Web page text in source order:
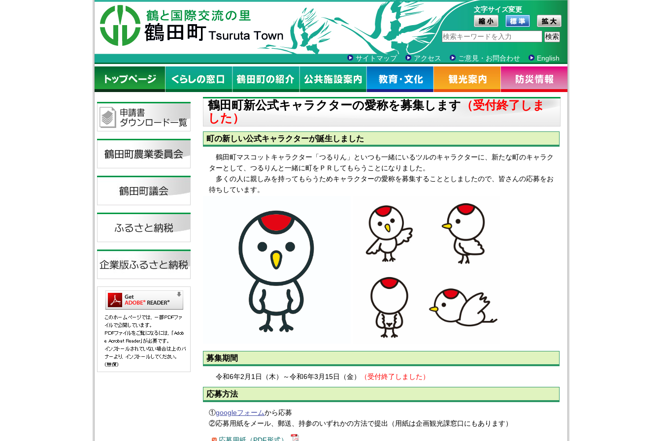
文字サイズ変更
サイトマップ アクセス ご意見・お問合わせ English
鶴田町新公式キャラクターの愛称を募集します （受付終了しま
した）
町の新しい公式キャラクターが誕生しました
鶴田町マスコットキャラクター「つるりん」といつも一緒にいるツルのキャラクターに、新たな町のキャラク
ターとして、つるりんと一緒に町をＰＲしてもらうことになりました。
多くの人に親しみを持ってもらうためキャラクターの愛称を募集することとしましたので、皆さんの応募をお
待ちしています。
募集期間
令和6年2月1日（木）～令和6年3月15日（金） （受付終了しました）
応募方法
①googleフォームから応募
②応募用紙をメール、郵送、持参のいずれかの方法で提出（用紙は企画観光課窓口にもあります）